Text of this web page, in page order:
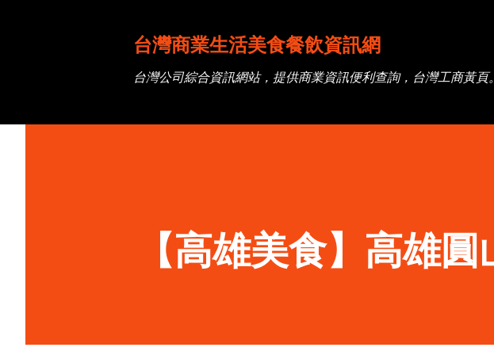
台灣商業生活美食餐飲資訊網
台灣公司綜合資訊網站，提供商業資訊便利查詢，台灣工商黃頁。
【高雄美食】高雄